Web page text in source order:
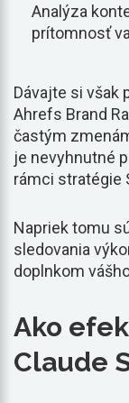
Analýza
prítomnosť
Dávajte si však
Ahrefs Brand
častým
je nevyhnutné
rámci stratégie
Napriek tomu
sledovania
doplnkom
Ako
Claude